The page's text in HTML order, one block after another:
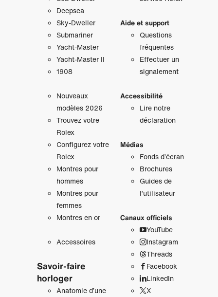
Deepsea
Sky‑Dweller
Submariner
Yacht‑Master
Yacht‑Master II
1908
Nouveaux
modèles 2026
Trouvez votre
Rolex
Configurez votre
Rolex
Montres pour
hommes
Montres pour
femmes
Montres en or
Accessoires
Savoir‑faire
horloger
Anatomie d’une
Aide et support
Questions
fréquentes
Effectuer un
signalement
Accessibilité
Lire notre
déclaration
Médias
Fonds d’écran
Brochures
Guides de
l’utilisateur
Canaux officiels
YouTube
Instagram
Threads
Facebook
LinkedIn
X